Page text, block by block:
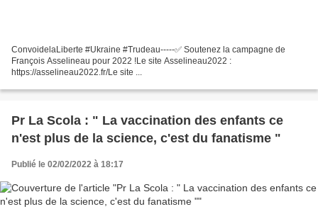
ConvoidelaLiberte #Ukraine #Trudeau-----✅ Soutenez la campagne de
François Asselineau pour 2022 !Le site Asselineau2022 :
https://asselineau2022.fr/Le site ...
Pr La Scola : " La vaccination des enfants ce
n'est plus de la science, c'est du fanatisme "
Publié le 02/02/2022 à 18:17